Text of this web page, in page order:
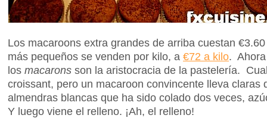
Los macaroons extra grandes de arriba cuestan
más pequeños se venden por kilo, a €72 a kilo.
los macarons son la aristocracia de la pastelería.
croissant, pero un macaroon convincente lleva claras
almendras blancas que ha sido colado dos veces,
Y luego viene el relleno. ¡Ah, el relleno!